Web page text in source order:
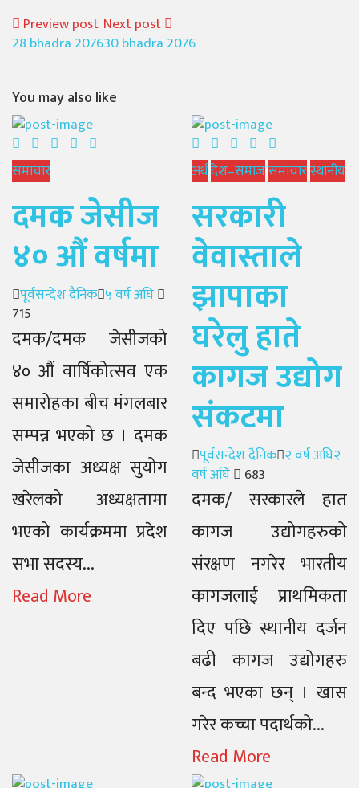
Preview post
28 bhadra 2076
Next post
30 bhadra 2076
You may also like
समाचार
दमक जेसीज
४० औं वर्षमा
Author
पूर्वसन्देश दैनिक Posted
५ वर्ष अघि
715
दमक/दमक जेसीजको
४० औं वार्षिकोत्सव एक
समारोहका बीच मंगलबार
सम्पन्न भएको छ । दमक
जेसीजका अध्यक्ष सुयोग
खरेलको अध्यक्षतामा
भएको कार्यक्रममा प्रदेश
सभा सदस्य...
Read More
अर्थदेश–समाजसमाचारस्थानीय
सरकारी
वेवास्ताले
झापाका
घरेलु हाते
कागज उद्योग
संकटमा
Author
पूर्वसन्देश दैनिक Posted
२ वर्ष अघि२
वर्ष अघि
683
दमक/ सरकारले हात
कागज उद्योगहरुको
संरक्षण नगरेर भारतीय
कागजलाई प्राथमिकता
दिए पछि स्थानीय दर्जन
बढी कागज उद्योगहरु
बन्द भएका छन् । खास
गरेर कच्चा पदार्थको...
Read More